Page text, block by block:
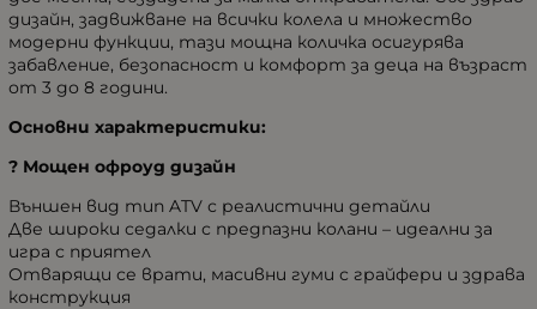
дизайн, задвижване на всички колела и множество
модерни функции, тази мощна количка осигурява
забавление, безопасност и комфорт за деца на възраст
от 3 до 8 години.
Основни характеристики:
? Мощен офроуд дизайн
Външен вид тип ATV с реалистични детайли
Две широки седалки с предпазни колани – идеални за
игра с приятел
Отварящи се врати, масивни гуми с грайфери и здрава
конструкция